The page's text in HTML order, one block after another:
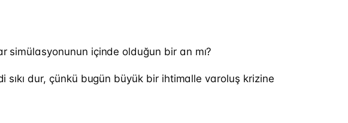
simülasyonunun içinde olduğun bir an mı?
sıkı dur, çünkü bugün büyük bir ihtimalle varoluş krizine